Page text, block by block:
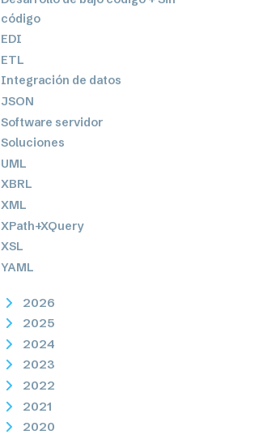
código
EDI
ETL
Integración de datos
JSON
Software servidor
Soluciones
UML
XBRL
XML
XPath+XQuery
XSL
YAML
2026
2025
2024
2023
2022
2021
2020